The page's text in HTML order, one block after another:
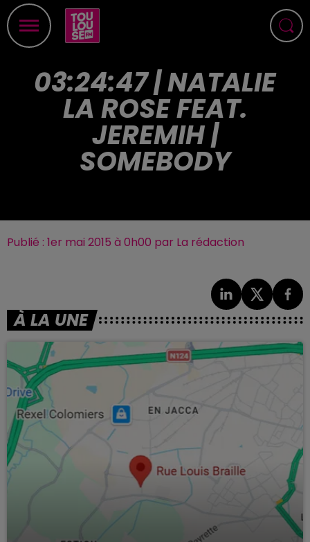
03:24:47 | NATALIE
LA ROSE FEAT.
JEREMIH |
SOMEBODY
Publié : 1er mai 2015 à 0h00 par La rédaction
À LA UNE